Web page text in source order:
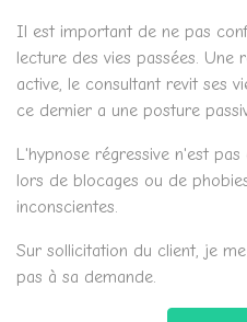
Il est important de ne pas
lecture des vies passées. Une
active, le consultant revit ses
ce dernier a une posture
L'hypnose régressive n'est
lors de blocages ou de
inconscientes.
Sur sollicitation du client, je
pas à sa demande.